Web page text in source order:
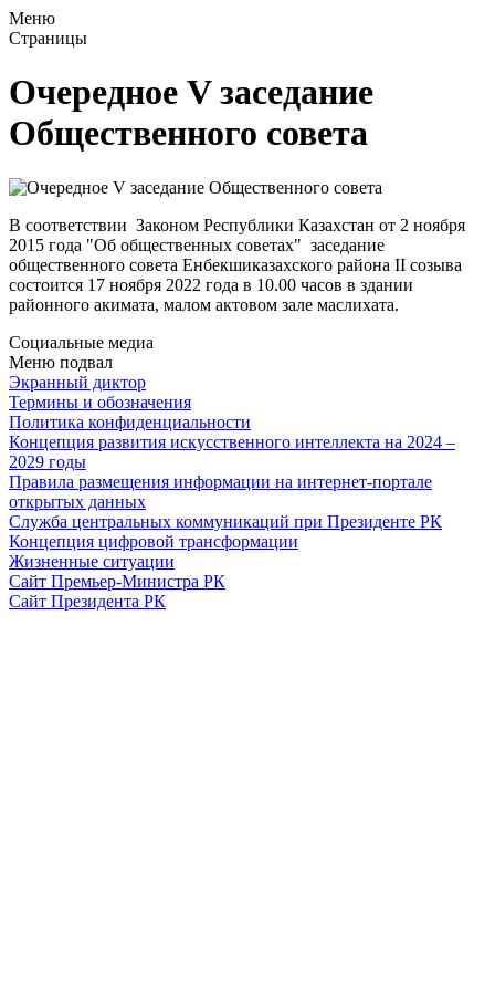
Меню
Страницы
Очередное V заседание
Общественного совета
В соответствии Законом Республики Казахстан от 2 ноября
2015 года "Об общественных советах" заседание
общественного совета Енбекшиказахского района II созыва
состоится 17 ноября 2022 года в 10.00 часов в здании
районного акимата, малом актовом зале маслихата.
Социальные медиа
Меню подвал
Экранный диктор
Термины и обозначения
Политика конфиденциальности
Концепция развития искусственного интеллекта на 2024 –
2029 годы
Правила размещения информации на интернет-портале
открытых данных
Служба центральных коммуникаций при Президенте РК
Концепция цифровой трансформации
Жизненные ситуации
Сайт Премьер-Министра РК
Сайт Президента РК